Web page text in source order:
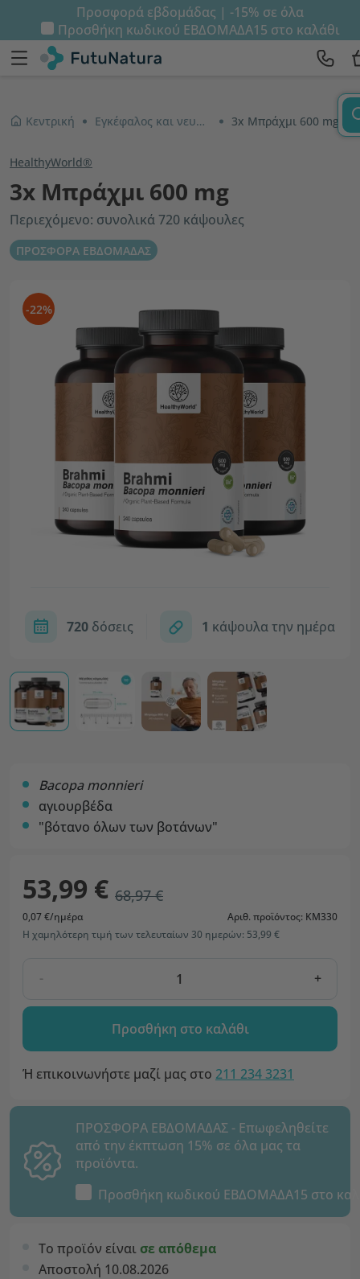
Προσφορά εβδομάδας | -15% σε όλα
Προσθήκη κωδικού ΕΒΔΟΜΑΔΑ15 στο καλάθι
Κεντρική Εγκέφαλος και νευρικό σύστημα 3x Μπράχμι 600 mg
HealthyWorld®
3x Μπράχμι 600 mg
Περιεχόμενο: συνολικά 720 κάψουλες
ΠΡΟΣΦΟΡΑ ΕΒΔΟΜΑΔΑΣ
-22%
720 δόσεις 1 κάψουλα την ημέρα
Bacopa monnieri
αγιουρβέδα
"βότανο όλων των βοτάνων"
53,99 € 68,97 €
0,07 €/ημέρα
Αριθ. προϊόντος: KM330
Η χαμηλότερη τιμή των τελευταίων 30 ημερών: 53,99 €
- +
Προσθήκη στο καλάθι
Ή επικοινωνήστε μαζί μας στο 211 234 3231
ΠΡΟΣΦΟΡΑ ΕΒΔΟΜΑΔΑΣ - Επωφεληθείτε
από την έκπτωση 15% σε όλα μας τα
προϊόντα.
Προσθήκη κωδικού ΕΒΔΟΜΑΔΑ15 στο
Το προϊόν είναι σε απόθεμα
Αποστολή 10.08.2026